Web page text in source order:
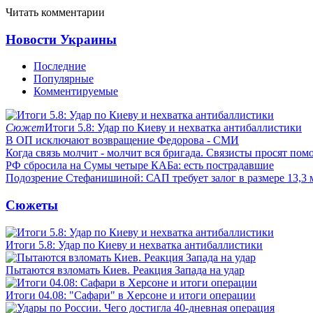
Читать комментарии
Новости Украины
Последние
Популярные
Комментируемые
СюжетИтоги 5.8: Удар по Киеву и нехватка антибаллистики
В ОП исключают возвращение Федорова - СМИ
Когда связь молчит - молчит вся бригада. Связисты просят
РФ сбросила на Сумы четыре КАБа: есть пострадавшие
Подозрение Стефанишиной: САП требует залог в размере 13,3
Сюжеты
Итоги 5.8: Удар по Киеву и нехватка антибаллистики
Пытаются взломать Киев. Реакция Запада на удар
Итоги 04.08: "Сафари" в Херсоне и итоги операции